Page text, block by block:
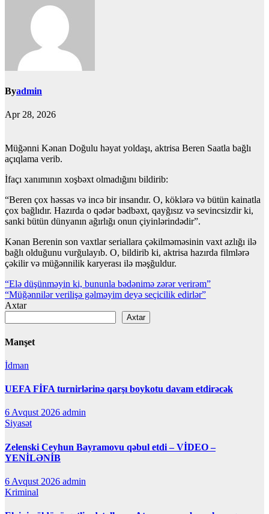
Byadmin
Apr 28, 2026
Müğənni Kənan Doğulu həyat yoldaşı, aktrisa Beren Saatla bağlı
açıqlama verib.
İfaçı xanımının xoşbəxt olmadığını bildirib:
“Beren çox həssas və incə bir insandır. O, köklərə və bütün kainatla
çox bağlıdır. Hazırda o qədər bədbəxt, qayğısız və sevincsizdir ki,
sanki bütün dünyanın ağırlığı onun çiyinlərindədir”.
Kənan Berenin son vaxtlar seriallara çəkilməməsinin vaxt azlığı ilə
bağlı olduğunu vurğulayıb. O, bildirib ki, aktrisa hazırda filmlərə
çəkilir və müğənnilik karyerası ilə məşğuldur.
Yazı
naviqasiyası
“Elə düşünməyin ki, bununla bədənimə zərər verirəm”
“Müğənnilər verilişə gəlməyim deyə seçicilik edirlər”
Axtar
Axtar
Manşet
İdman
UEFA FİFA turnirlərinə qarşı boykotu davam etdirəcək
6 Avqust 2026 admin
Siyasət
Zelenski Ceyhun Bayramovu qəbul etdi – VİDEO –
YENİLƏNİB
6 Avqust 2026 admin
Kriminal